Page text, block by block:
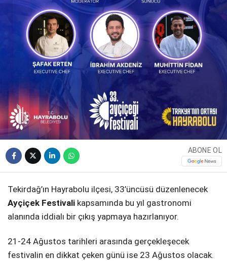
Facebook
Instagram
Youtube
ABONE OL
Tekirdağ’ın Hayrabolu ilçesi, 33’üncüsü düzenlenecek
Ayçiçek Festivali kapsamında bu yıl gastronomi
alanında iddialı bir çıkış yapmaya hazırlanıyor.
21-24 Ağustos tarihleri arasında gerçekleşecek
festivalin en dikkat çeken günü ise 23 Ağustos olacak.